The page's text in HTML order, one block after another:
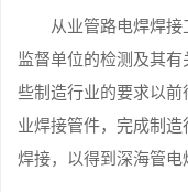
从业管路电焊焊
监督单位的检测及其
些制造行业的要求以
业焊接管件，完成制
焊接，以得到深海管电